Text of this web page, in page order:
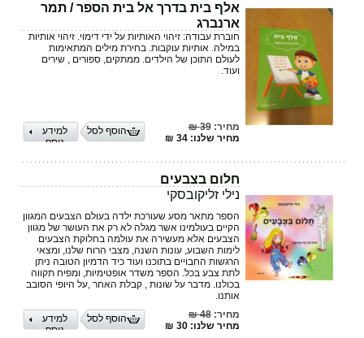
אלף בית בדרך אל בית הספר / תמר
ארנברג
חוברת עבודה: זיהוי האותיות על ידי דימוי. זיהוי אותיות
במילה. אותיות עוקבות. בחירת מילים המתאימות
לעולם התוכן של הילדים. ממתקים, ספורים , שירים
ועוד.
מחיר:39 ₪
מחיר שלנו: 34 ₪
למידע
נוסף
הוסף לסל
חלום בצבעים
נילי זליקובסקי
הספר מתאר מסע שעורכת ילדה בעולם הצבעים המגוון
הקיים בעולמינו אשר מגלה לא רק את העושר של מגוון
הצבעים אלא מעשירה את עולמה בחלוקת הצבעים
לימות השבוע, עונות השנה, מצבי הרוח שלנו, ומצאי
הרגשות החבויים בתוכנו ועוד כיד הדמיון הטובה ניתן
לתת צבע בכל. הספר משדר אופטימיות, ומפיח תקווה
בכולנו. מדבר על שונות , קבלת האחר ,על היופי הסובב
אותנו.
מחיר:48 ₪
מחיר שלנו: 30 ₪
למידע
נוסף
הוסף לסל